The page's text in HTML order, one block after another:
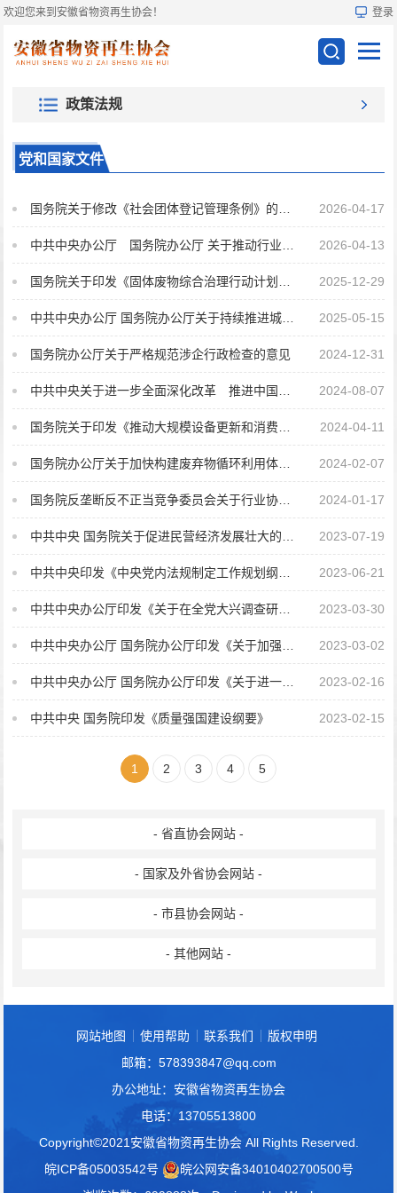
欢迎您来到安徽省物资再生协会！ 登录
政策法规
党和国家文件
2026-04-17
2026-04-13
2025-12-29
2025-05-15
国务院办公厅关于严格规范涉企行政检查的意见 2024-12-31
2024-08-07
2024-04-11
2024-02-07
2024-01-17
2023-07-19
2023-06-21
2023-03-30
2023-03-02
2023-02-16
中共中央 国务院印发《质量强国建设纲要》 2023-02-15
1 2 3 4 5
- 省直协会网站 -
- 国家及外省协会网站 -
- 市县协会网站 -
- 其他网站 -
网站地图 使用帮助 联系我们
版权申明
邮箱：578393847@qq.com
办公地址：安徽省物资再生协会
电话：13705513800
Copyright©2021安徽省物资再生协会 All Rights Reserved.
皖ICP备05003542号
皖公网安备34010402700500号